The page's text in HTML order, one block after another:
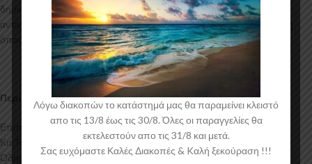
δημιουργία προϊόντων έρχεται σε Μαύρο Γυαλιστερό χρώμα και με
αντιχαρακτική επιφάνεια. Συνοδεύεται από προστατευτική μεμβράνη
όπου αφαιρείται πριν την τοποθέτηση.
Περιεχόμενα Συσκευασίας:
Επιπρόσθετα Μαρσπιέ Renault Clio Mk5
Κιτ Τοποθέτησης
Οδηγίες Τοποθέτησης
Λόγω διακοπών το κατάστημά μας θα παραμείνει κλειστό
απο τις 13/8 έως τις 30/8. Όλες οι παραγγελίες θα
εκτελεστούν απο τις 31/8 και μετά.
Σας ευχόμαστε Καλές Διακοπές & Kαλή ξεκούραση !!!